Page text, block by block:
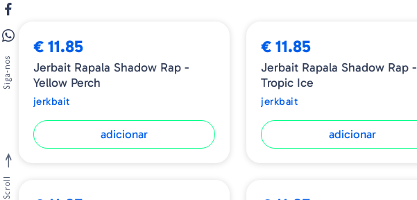
€ 11.85
Jerbait Rapala Shadow Rap -
Yellow Perch
jerkbait
adicionar
€ 11.85
Jerbait Rapala Shadow Rap -
Tropic Ice
jerkbait
adicionar
Siga-nos
Scroll